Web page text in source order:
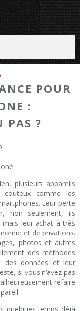
POUR
:
PAS ?
plusieurs appareils
comme les
Leur perte
non seulement, ils
leur achat à très
et de privations.
photos et autres
des méthodes
des données et leur
si vous n’avez pas
refaire
quelques temps déjà